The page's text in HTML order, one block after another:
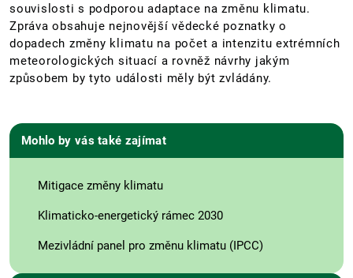
souvislosti s podporou adaptace na změnu klimatu.
Zpráva obsahuje nejnovější vědecké poznatky o
dopadech změny klimatu na počet a intenzitu extrémních
meteorologických situací a rovněž návrhy jakým
způsobem by tyto události měly být zvládány.
Mohlo by vás také zajímat
Mitigace změny klimatu
Klimaticko-energetický rámec 2030
Mezivládní panel pro změnu klimatu (IPCC)